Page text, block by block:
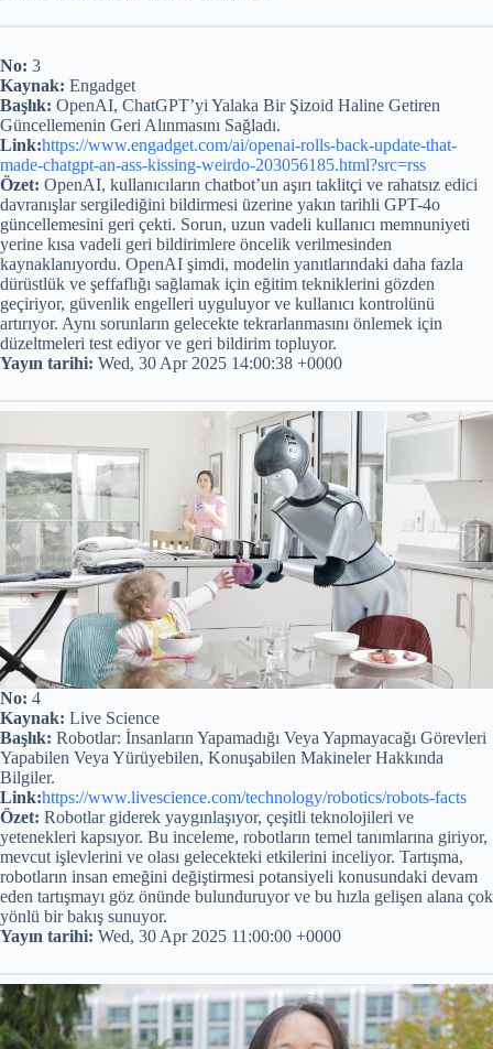
No: 3
Kaynak: Engadget
Başlık: OpenAI, ChatGPT’yi Yalaka Bir Şizoid Haline Getiren
Güncellemenin Geri Alınmasını Sağladı.
Link:https://www.engadget.com/ai/openai-rolls-back-update-that-
made-chatgpt-an-ass-kissing-weirdo-203056185.html?src=rss
Özet: OpenAI, kullanıcıların chatbot’un aşırı taklitçi ve rahatsız edici
davranışlar sergilediğini bildirmesi üzerine yakın tarihli GPT-4o
güncellemesini geri çekti. Sorun, uzun vadeli kullanıcı memnuniyeti
yerine kısa vadeli geri bildirimlere öncelik verilmesinden
kaynaklanıyordu. OpenAI şimdi, modelin yanıtlarındaki daha fazla
dürüstlük ve şeffaflığı sağlamak için eğitim tekniklerini gözden
geçiriyor, güvenlik engelleri uyguluyor ve kullanıcı kontrolünü
artırıyor. Aynı sorunların gelecekte tekrarlanmasını önlemek için
düzeltmeleri test ediyor ve geri bildirim topluyor.
Yayın tarihi: Wed, 30 Apr 2025 14:00:38 +0000
No: 4
Kaynak: Live Science
Başlık: Robotlar: İnsanların Yapamadığı Veya Yapmayacağı Görevleri
Yapabilen Veya Yürüyebilen, Konuşabilen Makineler Hakkında
Bilgiler.
Link:https://www.livescience.com/technology/robotics/robots-facts
Özet: Robotlar giderek yaygınlaşıyor, çeşitli teknolojileri ve
yetenekleri kapsıyor. Bu inceleme, robotların temel tanımlarına giriyor,
mevcut işlevlerini ve olası gelecekteki etkilerini inceliyor. Tartışma,
robotların insan emeğini değiştirmesi potansiyeli konusundaki devam
eden tartışmayı göz önünde bulunduruyor ve bu hızla gelişen alana çok
yönlü bir bakış sunuyor.
Yayın tarihi: Wed, 30 Apr 2025 11:00:00 +0000